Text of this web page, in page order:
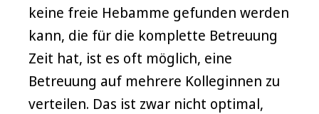
keine freie Hebamme gefunden werden
kann, die für die komplette Betreuung
Zeit hat, ist es oft möglich, eine
Betreuung auf mehrere Kolleginnen zu
verteilen. Das ist zwar nicht optimal,